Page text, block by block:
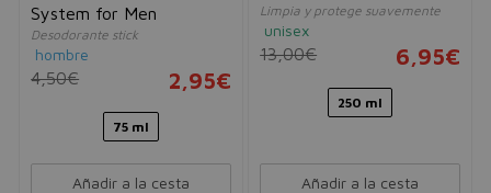
System for Men
Desodorante stick
hombre
4,50€ 2,95€
75 ml
Añadir a la cesta
Limpia y protege suavemente
unisex
13,00€ 6,95€
250 ml
Añadir a la cesta